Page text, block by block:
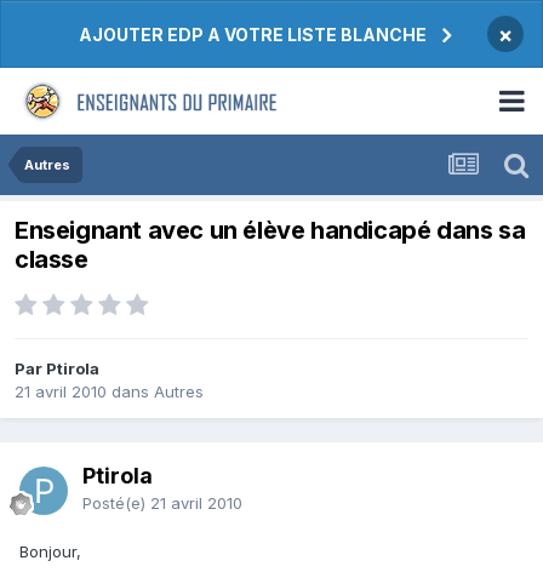
AJOUTER EDP A VOTRE LISTE BLANCHE ×
Autres
Enseignant avec un élève handicapé dans sa
classe
Par Ptirola
21 avril 2010 dans Autres
Ptirola
Posté(e) 21 avril 2010
Bonjour,